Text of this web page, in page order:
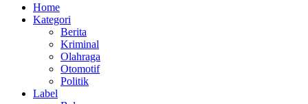
Home
Kategori
Berita
Kriminal
Olahraga
Otomotif
Politik
Label